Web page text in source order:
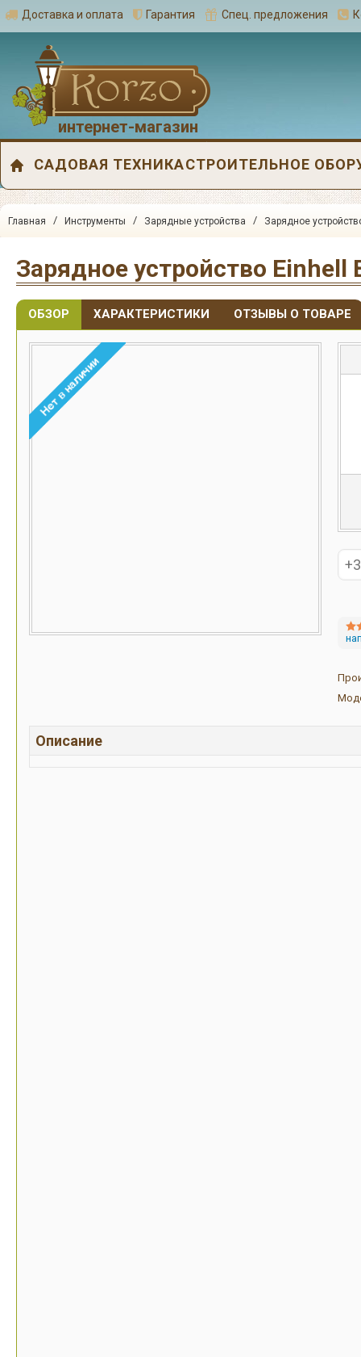
Доставка и оплата Гарантия Спец. предложения
интернет-магазин
САДОВАЯ ТЕХНИКАСТРОИТЕЛЬНОЕ
Главная / Инструменты / Зарядные устройства / Зарядное
Зарядное устройство Einhell
ОБЗОР ХАРАКТЕРИСТИКИ ОТЗЫВЫ О ТОВАРЕ
Описание